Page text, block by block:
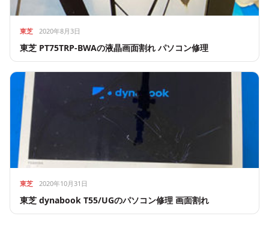
東芝 2020年8月3日
東芝 PT75TRP-BWAの液晶画面割れ パソコン修理
東芝 2020年10月31日
東芝 dynabook T55/UGのパソコン修理 画面割れ